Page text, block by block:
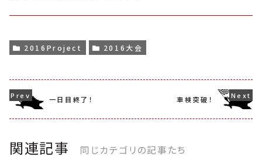
2016Project 2016大会
一日目終了！ 車検突破！
関連記事 同じカテゴリの記事たち